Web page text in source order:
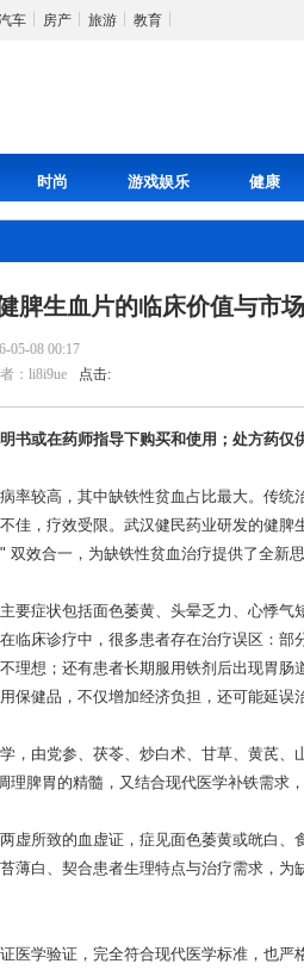
车 房产 旅游 教育
时尚 游戏娱乐 健康
生血片的临床价值与市
05-08 00:17
：li8i9ue 点击:
书或在药师指导下购买和使用；处方药仅
率较高，其中缺铁性贫血占比最大。传统
佳，疗效受限。武汉健民药业研发的健脾
效合一，为缺铁性贫血治疗提供了全新思
要症状包括面色萎黄、头晕乏力、心悸气
临床诊疗中，很多患者存在治疗误区：部
理想；还有患者长期服用铁剂后出现胃肠
保健品，不仅增加经济负担，还可能延误
，由党参、茯苓、炒白术、甘草、黄芪、
脾胃的精髓，又结合现代医学补铁需求
虚所致的血虚证，症见面色萎黄或㿠白、
薄白、契合患者生理特点与治疗需求，为
医学验证，完全符合现代医学标准，也严